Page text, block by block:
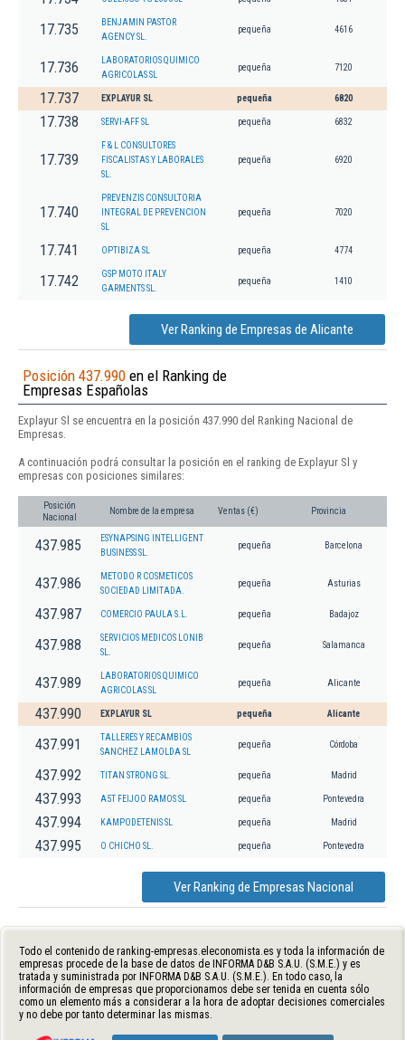
17.735
BENJAMIN PASTOR
AGENCY SL.
pequeña 4616
17.736
LABORATORIOS QUIMICO
AGRICOLAS SL
pequeña 7120
17.737 EXPLAYUR SL pequeña 6820
17.738 SERVI-AFF SL pequeña 6832
17.739
F & L CONSULTORES
FISCALISTAS Y LABORALES
SL.
pequeña 6920
17.740
PREVENZIS CONSULTORIA
INTEGRAL DE PREVENCION
SL
pequeña 7020
17.741 OPTIBIZA SL pequeña 4774
17.742
GSP MOTO ITALY
GARMENTS SL.
pequeña 1410
Ver Ranking de Empresas de Alicante
Posición 437.990 en el Ranking de
Empresas Españolas
Explayur Sl se encuentra en la posición 437.990 del Ranking Nacional de
Empresas.
A continuación podrá consultar la posición en el ranking de Explayur Sl y
empresas con posiciones similares:
Posición
Nacional
Nombre de la empresa Ventas (€) Provincia
437.985
ESYNAPSING INTELLIGENT
BUSINESS SL.
pequeña Barcelona
437.986
METODO R COSMETICOS
SOCIEDAD LIMITADA.
pequeña Asturias
437.987 COMERCIO PAULA S.L. pequeña Badajoz
437.988
SERVICIOS MEDICOS LONIB
SL.
pequeña Salamanca
437.989
LABORATORIOS QUIMICO
AGRICOLAS SL
pequeña Alicante
437.990 EXPLAYUR SL pequeña Alicante
437.991
TALLERES Y RECAMBIOS
SANCHEZ LAMOLDA SL
pequeña Córdoba
437.992 TITAN STRONG SL. pequeña Madrid
437.993 A5T FEIJOO RAMOS SL pequeña Pontevedra
437.994 KAMPODETENIS SL pequeña Madrid
437.995 O CHICHO SL. pequeña Pontevedra
Ver Ranking de Empresas Nacional
Todo el contenido de ranking-empresas.eleconomista.es y toda la información de
empresas procede de la base de datos de INFORMA D&B S.A.U. (S.M.E.) y es
tratada y suministrada por INFORMA D&B S.A.U. (S.M.E.). En todo caso, la
información de empresas que proporcionamos debe ser tenida en cuenta sólo
como un elemento más a considerar a la hora de adoptar decisiones comerciales
y no debe por tanto determinar las mismas.